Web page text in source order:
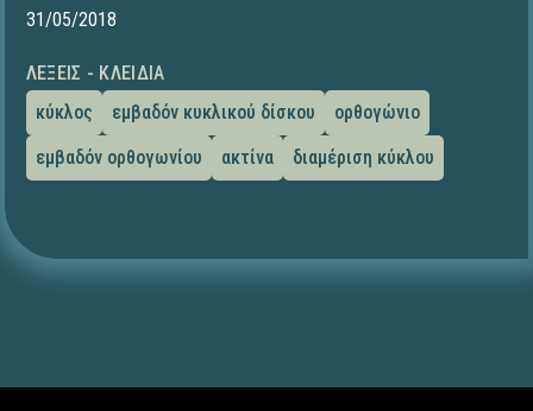
31/05/2018
ΛΈΞΕΙΣ - ΚΛΕΙΔΙΆ
κύκλος
εμβαδόν κυκλικού δίσκου
ορθογώνιο
εμβαδόν ορθογωνίου
ακτίνα διαμέριση κύκλου